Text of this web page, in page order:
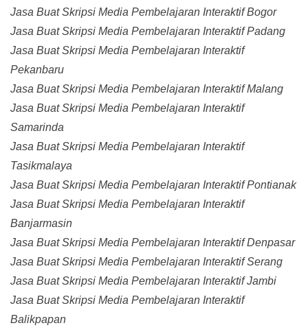
Jasa Buat Skripsi Media Pembelajaran Interaktif Bogor
Jasa Buat Skripsi Media Pembelajaran Interaktif Padang
Jasa Buat Skripsi Media Pembelajaran Interaktif
Pekanbaru
Jasa Buat Skripsi Media Pembelajaran Interaktif Malang
Jasa Buat Skripsi Media Pembelajaran Interaktif
Samarinda
Jasa Buat Skripsi Media Pembelajaran Interaktif
Tasikmalaya
Jasa Buat Skripsi Media Pembelajaran Interaktif Pontianak
Jasa Buat Skripsi Media Pembelajaran Interaktif
Banjarmasin
Jasa Buat Skripsi Media Pembelajaran Interaktif Denpasar
Jasa Buat Skripsi Media Pembelajaran Interaktif Serang
Jasa Buat Skripsi Media Pembelajaran Interaktif Jambi
Jasa Buat Skripsi Media Pembelajaran Interaktif
Balikpapan